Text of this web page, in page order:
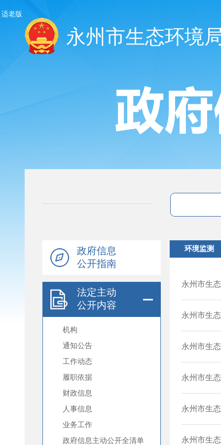
适老版
永州市生态环境
政府信息
公开指南
法定主动
公开内容
机构
通知公告
工作动态
履职依据
财政信息
人事信息
业务工作
政府信息主动公开全清单